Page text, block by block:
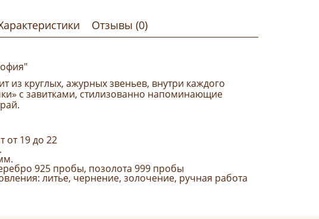
Отзывы (0)
из круглых, ажурных звеньев, внутри каждого
с завитками, стилизованно напоминающие
от 19 до 22
925 пробы, позолота 999 пробы
литье, чернение, золочение, ручная работа